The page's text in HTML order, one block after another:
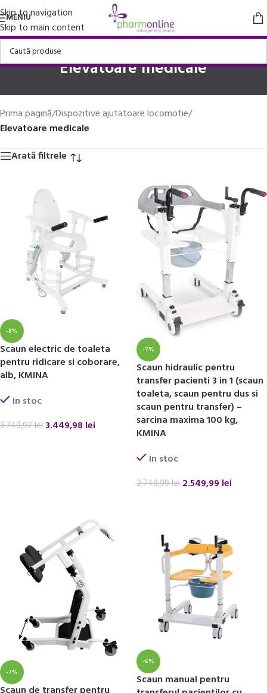
Skip to navigation
Skip to main content
MENIU
Elevatoare medicale
Prima pagină/Dispozitive ajutatoare locomotie/
Elevatoare medicale
Arată filtrele
-8%
Scaun electric de toaleta
pentru ridicare si coborare,
alb, KMINA
In stoc
3.749,97lei 3.449,98 lei
-7%
Scaun hidraulic pentru
transfer pacienti 3 in 1 (scaun
toaleta, scaun pentru dus si
scaun pentru transfer) –
sarcina maxima 100 kg,
KMINA
In stoc
2.749,99lei 2.549,99 lei
-7%
-6%
Scaun manual pentru